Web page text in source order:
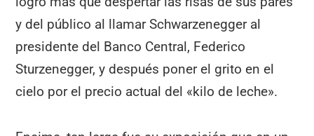
y del público al llamar Schwarzenegger al
presidente del Banco Central, Federico
Sturzenegger, y después poner el grito en el
cielo por el precio actual del «kilo de leche».